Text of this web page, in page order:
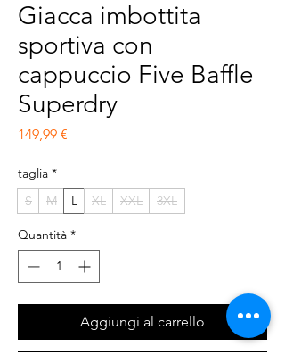
Giacca imbottita
sportiva con
cappuccio Five Baffle
Superdry
149,99 €
taglia *
S
M L XL XXL 3XL
Quantità *
Aggiungi al carrello